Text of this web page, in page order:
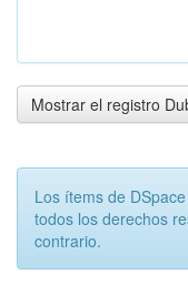
Mostrar el registro
Los ítems de
todos los derechos
contrario.